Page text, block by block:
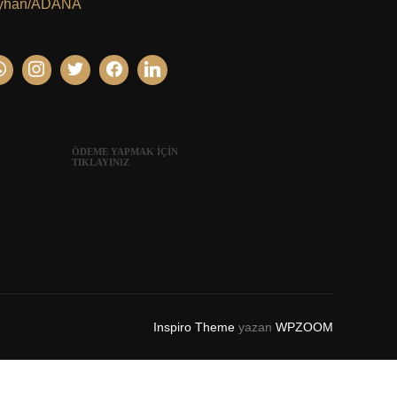
ADANA
ÖDEME YAPMAK İÇİN
TIKLAYINIZ
Inspiro Theme yazan WPZOOM